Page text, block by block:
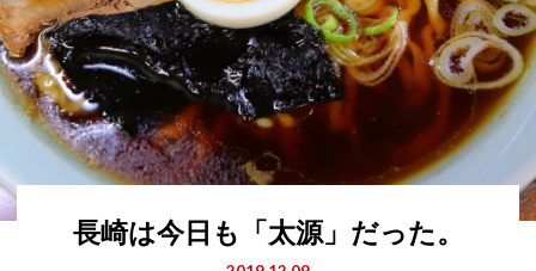
長崎は今日も「太源」だった。